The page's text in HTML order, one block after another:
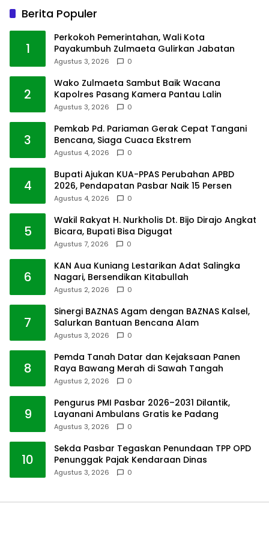
Berita Populer
1
Perkokoh Pemerintahan, Wali Kota
Payakumbuh Zulmaeta Gulirkan Jabatan
Agustus 3, 2026 0
2
Wako Zulmaeta Sambut Baik Wacana
Kapolres Pasang Kamera Pantau Lalin
Agustus 3, 2026 0
3
Pemkab Pd. Pariaman Gerak Cepat Tangani
Bencana, Siaga Cuaca Ekstrem
Agustus 4, 2026 0
4
Bupati Ajukan KUA-PPAS Perubahan APBD
2026, Pendapatan Pasbar Naik 15 Persen
Agustus 4, 2026 0
5
Wakil Rakyat H. Nurkholis Dt. Bijo Dirajo Angkat
Bicara, Bupati Bisa Digugat
Agustus 7, 2026 0
6
KAN Aua Kuniang Lestarikan Adat Salingka
Nagari, Bersendikan Kitabullah
Agustus 2, 2026 0
7
Sinergi BAZNAS Agam dengan BAZNAS Kalsel,
Salurkan Bantuan Bencana Alam
Agustus 3, 2026 0
8
Pemda Tanah Datar dan Kejaksaan Panen
Raya Bawang Merah di Sawah Tangah
Agustus 2, 2026 0
9
Pengurus PMI Pasbar 2026–2031 Dilantik,
Layanani Ambulans Gratis ke Padang
Agustus 3, 2026 0
10
Sekda Pasbar Tegaskan Penundaan TPP OPD
Penunggak Pajak Kendaraan Dinas
Agustus 3, 2026 0